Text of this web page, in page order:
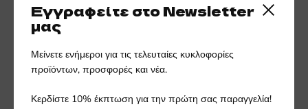
Εγγραφείτε στο Newsletter
μας
Μείνετε ενήμεροι για τις τελευταίες κυκλοφορίες
προϊόντων, προσφορές και νέα.
Κερδίστε 10% έκπτωση για την πρώτη σας παραγγελία!
Close